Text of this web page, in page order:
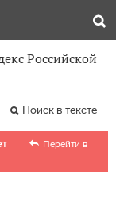
Российской
Поиск в тексте
Перейти в